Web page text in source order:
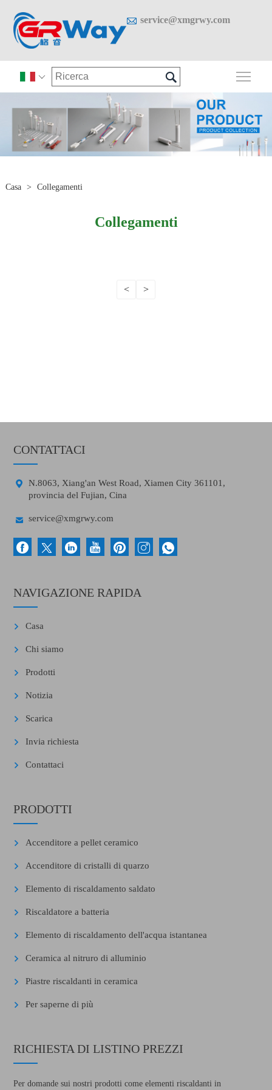
 service@xmgrwy.com
 
Casa > Collegamenti
Collegamenti
< >
CONTATTACI

N.8063, Xiang'an West Road, Xiamen City 361101,
provincia del Fujian, Cina
 service@xmgrwy.com
NAVIGAZIONE RAPIDA
Casa
Chi siamo
Prodotti
Notizia
Scarica
Invia richiesta
Contattaci
PRODOTTI
Accenditore a pellet ceramico
Accenditore di cristalli di quarzo
Elemento di riscaldamento saldato
Riscaldatore a batteria
Elemento di riscaldamento dell'acqua istantanea
Ceramica al nitruro di alluminio
Piastre riscaldanti in ceramica
Per saperne di più
RICHIESTA DI LISTINO PREZZI
Per domande sui nostri prodotti come elementi riscaldanti in